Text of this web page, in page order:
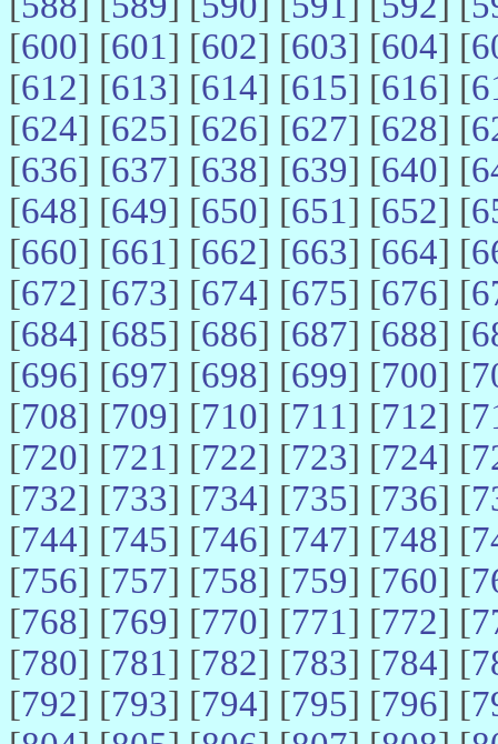
[600] [601] [602] [603] [604] [
[612] [613] [614] [615] [616] [
[624] [625] [626] [627] [628] [
[636] [637] [638] [639] [640] [
[648] [649] [650] [651] [652] [
[660] [661] [662] [663] [664] [
[672] [673] [674] [675] [676] [
[684] [685] [686] [687] [688] [
[696] [697] [698] [699] [700] [
[708] [709] [710] [711] [712] [
[720] [721] [722] [723] [724] [
[732] [733] [734] [735] [736] [
[744] [745] [746] [747] [748] [
[756] [757] [758] [759] [760] [
[768] [769] [770] [771] [772] [
[780] [781] [782] [783] [784] [
[792] [793] [794] [795] [796] [